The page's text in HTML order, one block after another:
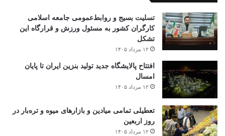
تسلیت بسیج و روابط‌عمومی جامعه اسلامی
کارگران کشور به مسئول ورزش و قرارگاه این
تشکل
۱۲ مرداد ۱۴۰۵
افتتاح ‌پالایشگاه جدید تولید بنزین ایران تا پایان
امسال
۱۲ مرداد ۱۴۰۵
تعطیلی تمامی میادین و بازارهای میوه و تره‌بار در
روز اربعین
۱۲ مرداد ۱۴۰۵